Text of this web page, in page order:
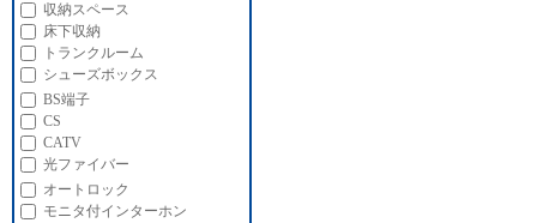
収納スペース
床下収納
トランクルーム
シューズボックス
BS端子
CS
CATV
光ファイバー
オートロック
モニタ付インターホン